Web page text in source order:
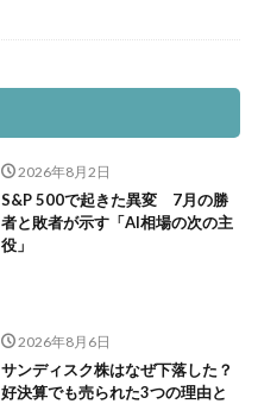
2026年8月2日
S&P 500で起きた異変 7月の勝
者と敗者が示す「AI相場の次の主
役」
2026年8月6日
サンディスク株はなぜ下落した？
好決算でも売られた3つの理由と